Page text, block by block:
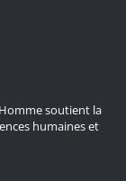
soutient la
humaines et